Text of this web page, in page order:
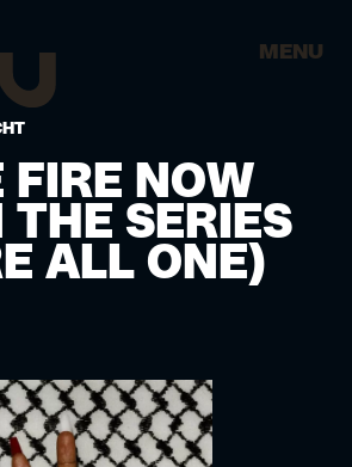
MENU
FIRE NOW
THE SERIES
ALL ONE)